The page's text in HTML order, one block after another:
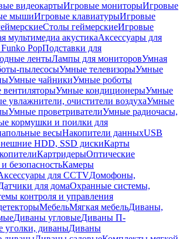
видеокартыИгровые мониторыИгровые
мышиИгровые клавиатурыИгровые
Столы геймерскиеИгровые
мультимедиа акустикаАксессуары для
PopПодставки для
лентыЛампы для мониторовУмная
пылесосыУмные телевизорыУмные
Умные чайникиУмные роботы
Умные кондиционерыУмные
увлажнители, очистители воздухаУмные
Умные проветривателиУмные радиочасы,
кормушки и поилки для
весыНакопители данныхUSB
HDD, SSD дискиКарты
КартридерыОптические
безопасностьКамеры
для CCTVДомофоны,
для домаОхранные системы,
контроля и управления
МебельМягкая мебельДиваны,
Диваны угловыеДиваны П-
уголки, диваныДиваны